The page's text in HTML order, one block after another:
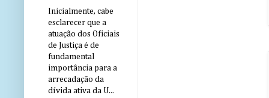
Inicialmente, cabe
esclarecer que a
atuação dos Oficiais
de Justiça é de
fundamental
importância para a
arrecadação da
dívida ativa da U...